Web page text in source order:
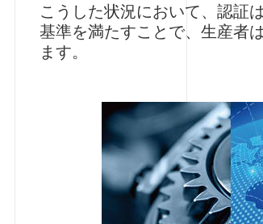
こうした状況において、認証
基準を満たすことで、生産者
ます。